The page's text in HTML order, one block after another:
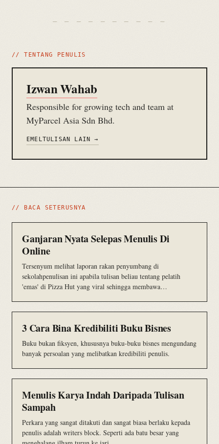
// TENTANG PENULIS
Izwan Wahab
Responsible for growing tech and team at
MyParcel Asia Sdn Bhd.
EMELTULISAN LAIN →
// BACA SETERUSNYA
Ganjaran Nyata Selepas Menulis Di
Online
Tersenyum melihat laporan rakan penyumbang di
sekolahpenulisan ini apabila tulisan beliau tentang pelatih
'emas' di Pizza Hut yang viral sehingga membawa…
3 Cara Bina Kredibiliti Buku Bisnes
Buku bukan fiksyen, khususnya buku-buku bisnes mengundang
banyak persoalan yang melibatkan kredibiliti penulis.
Menulis Karya Indah Daripada Tulisan
Sampah
Perkara yang sangat ditakuti dan sangat biasa berlaku kepada
penulis adalah writers block. Seperti ada batu besar yang